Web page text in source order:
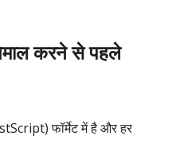
करने से पहले
फॉर्मेट में है और हर